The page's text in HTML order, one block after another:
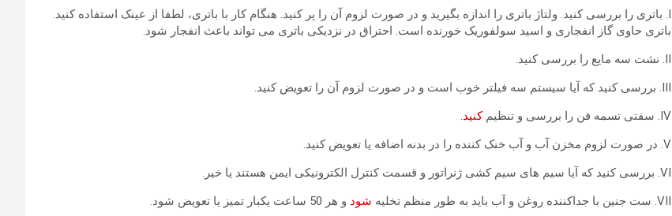
I. باتری را بررسی کنید. ولتاژ باتری را اندازه بگیرید و در صورت لزوم آن را پر کنید. هنگام کار با باتری، لطفا از عینک استفاده کنید.
باتری حاوی گاز انفجاری و اسید سولفوریک خورنده است. احتراق در نزدیکی باتری می تواند باعث انفجار شود.
II. نشت سه مایع را بررسی کنید.
III. بررسی کنید که آیا سیستم سه فیلتر خوب است و در صورت لزوم آن را تعویض کنید.
IV. سفتی تسمه فن را بررسی و تنظیم
کنید.
V. در صورت لزوم مخزن آب و آب خنک کننده را در بدنه اضافه یا تعویض کنید.
VI. بررسی کنید که آیا سیم های سیم کشی ژنراتور و قسمت کنترل الکترونیکی ایمن هستند یا خیر.
VII. ست جنین با جداکننده روغن و آب باید به طور منظم تخلیه
شود و هر 50 ساعت یکبار تمیز یا تعویض شود.